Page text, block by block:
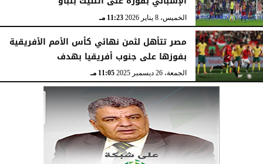
الخميس، 8 يناير 2026 11:23 مـ
مصر تتأهل لثمن نهائي كأس الأمم الأفريقية
بفوزها على جنوب أفريقيا بهدف
الجمعة، 26 ديسمبر 2025 11:05 مـ